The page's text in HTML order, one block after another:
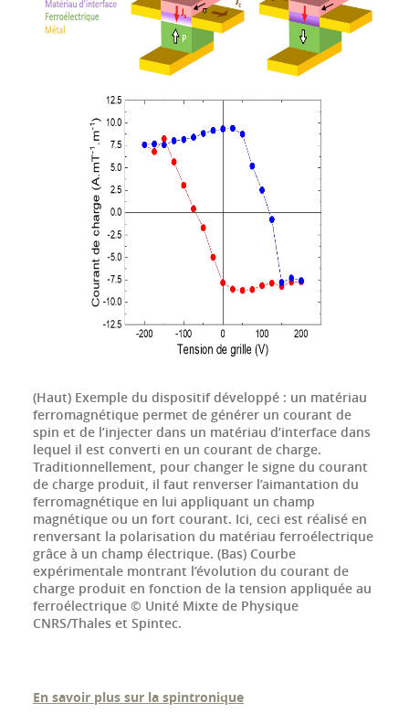
(Haut) Exemple du dispositif développé : un matériau
ferromagnétique permet de générer un courant de
spin et de l’injecter dans un matériau d’interface dans
lequel il est converti en un courant de charge.
Traditionnellement, pour changer le signe du courant
de charge produit, il faut renverser l’aimantation du
ferromagnétique en lui appliquant un champ
magnétique ou un fort courant. Ici, ceci est réalisé en
renversant la polarisation du matériau ferroélectrique
grâce à un champ électrique. (Bas) Courbe
expérimentale montrant l’évolution du courant de
charge produit en fonction de la tension appliquée au
ferroélectrique © Unité Mixte de Physique
CNRS/Thales et Spintec.
En savoir plus sur la spintronique